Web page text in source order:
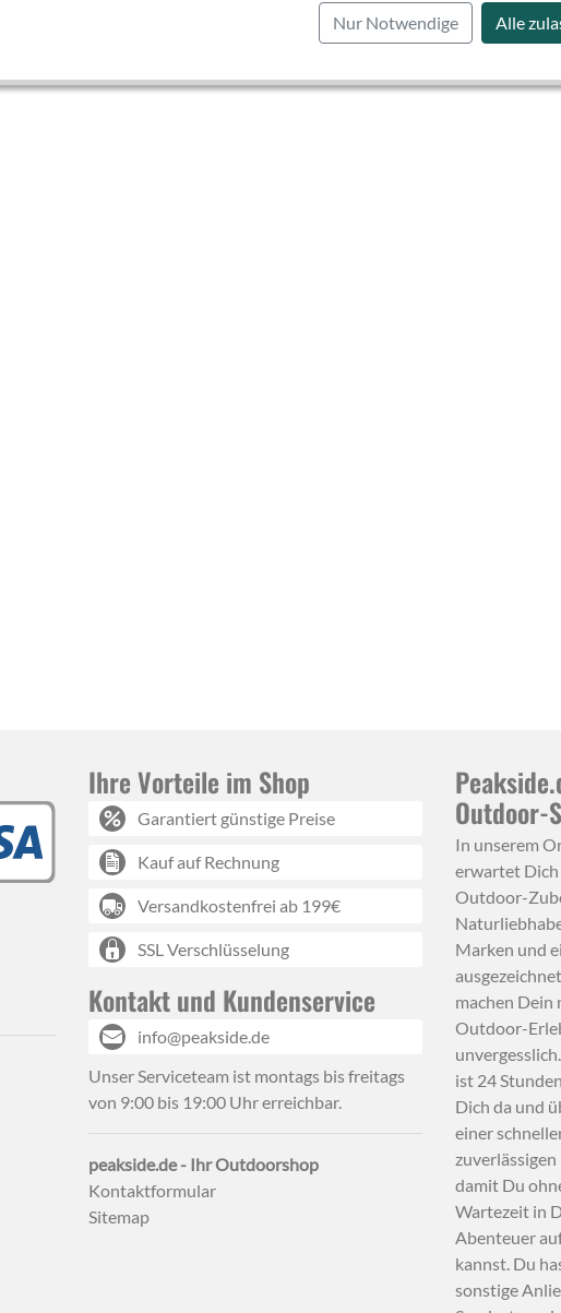
Nur Notwendige Alle
Ihre Vorteile im Shop
Garantiert günstige Preise
Kauf auf Rechnung
Versandkostenfrei ab 199€
SSL Verschlüsselung
Kontakt und Kundenservice
info@peakside.de
Unser Serviceteam ist montags bis freitags
von 9:00 bis 19:00 Uhr erreichbar.
peakside.de - Ihr Outdoorshop
Kontaktformular
Sitemap
Outdoor-
In unserem
erwartet
Outdoor-
Marken und
machen Dein
Outdoor-
ist 24
Dich da und
einer
damit Du
Wartezeit in
Abenteuer
kannst. Du
sonstige